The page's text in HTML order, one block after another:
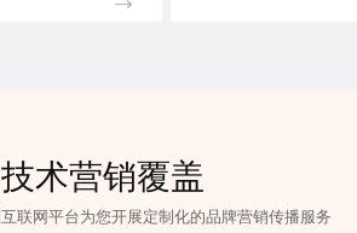
术营销覆盖
联网平台为您开展定制化的品牌营销传播服务